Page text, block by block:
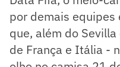
por demais equipes
que, além do
de França e Itália -